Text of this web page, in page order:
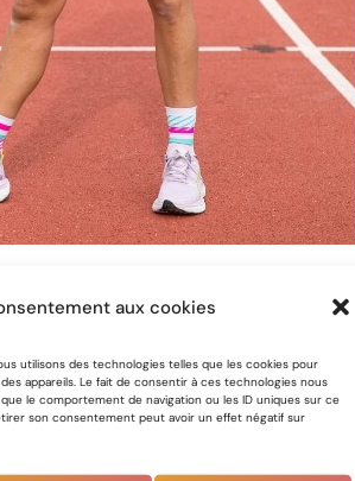
aux cookies
utilisons des technologies telles que les cookies pour
appareils. Le fait de consentir à ces technologies nous
le comportement de navigation ou les ID uniques sur ce
son consentement peut avoir un effet négatif sur